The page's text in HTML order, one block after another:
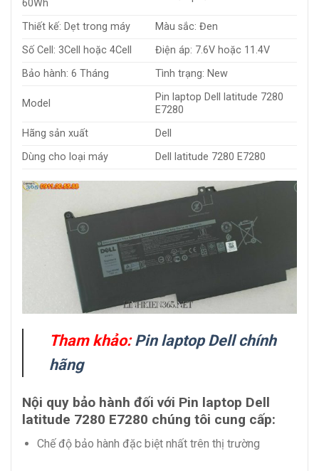
60Wh
Thiết kế: Dẹt trong máy
Màu sắc: Đen
Số Cell: 3Cell hoặc 4Cell
Điện áp: 7.6V hoặc 11.4V
Bảo hành: 6 Tháng
Tình trạng: New
Model
Pin laptop Dell latitude 7280
E7280
Hãng sản xuất
Dell
Dùng cho loại máy
Dell latitude 7280 E7280
Tham khảo: Pin laptop Dell chính
hãng
Nội quy bảo hành đối với Pin laptop Dell
latitude 7280 E7280 chúng tôi cung cấp:
Chế độ bảo hành đặc biệt nhất trên thị trường